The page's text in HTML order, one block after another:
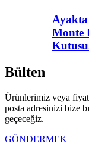
Monte
Bülten
Ürünlerimiz veya
posta adresinizi bize
geçeceğiz.
GÖNDERMEK